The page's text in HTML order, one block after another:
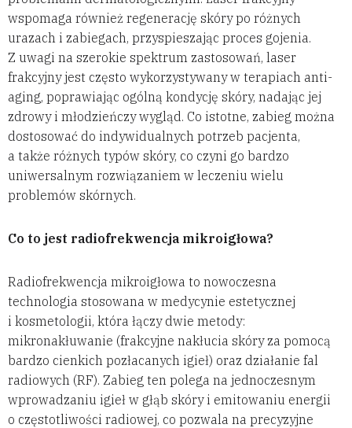
wspomaga również regenerację skóry po różnych
urazach i zabiegach, przyspieszając proces gojenia.
Z uwagi na szerokie spektrum zastosowań, laser
frakcyjny jest często wykorzystywany w terapiach anti-
aging, poprawiając ogólną kondycję skóry, nadając jej
zdrowy i młodzieńczy wygląd. Co istotne, zabieg można
dostosować do indywidualnych potrzeb pacjenta,
a także różnych typów skóry, co czyni go bardzo
uniwersalnym rozwiązaniem w leczeniu wielu
problemów skórnych.
Co to jest radiofrekwencja mikroigłowa?
Radiofrekwencja mikroigłowa to nowoczesna
technologia stosowana w medycynie estetycznej
i kosmetologii, która łączy dwie metody:
mikronakłuwanie (frakcyjne nakłucia skóry za pomocą
bardzo cienkich pozłacanych igieł) oraz działanie fal
radiowych (RF). Zabieg ten polega na jednoczesnym
wprowadzaniu igieł w głąb skóry i emitowaniu energii
o częstotliwości radiowej, co pozwala na precyzyjne